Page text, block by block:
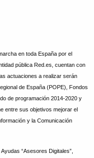
en toda España por el
pública Red.es, cuentan con
actuaciones a realizar serán
de España (POPE), Fondos
de programación 2014-2020 y
entre sus objetivos mejorar el
y la Comunicación
“Asesores Digitales”,